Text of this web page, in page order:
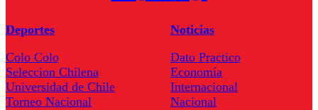
Deportes
Colo Colo
Seleccion Chilena
Universidad de Chile
Torneo Nacional
Noticias
Dato Practico
Economía
Internacional
Nacional